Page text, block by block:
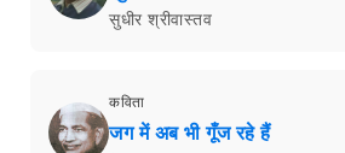
सुधीर श्रीवास्तव
कविता
जग में अब भी गूँज रहे हैं